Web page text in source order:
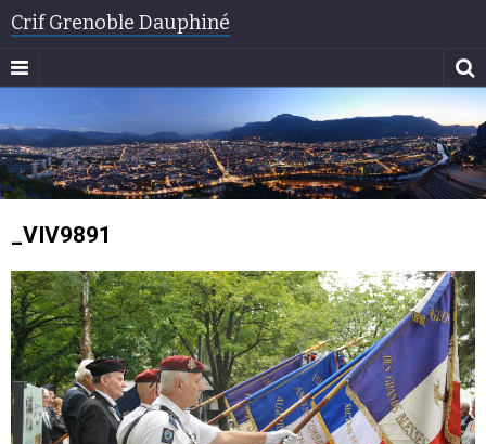
Crif Grenoble Dauphiné
_VIV9891